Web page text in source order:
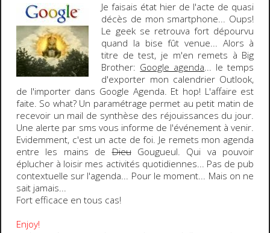
Je faisais état hier de l'acte de quasi
décès de mon smartphone... Oups!
Le geek se retrouva fort dépourvu
quand la bise fût venue... Alors à
titre de test, je m'en remets à Big
Brother: Google agenda... le temps
d'exporter mon calendrier Outlook,
de l'importer dans Google Agenda. Et hop! L'affaire est
faite. So what?Un paramétrage permet au petit matin de
recevoir un mail de synthèse des réjouissances du jour.
Une alerte par sms vous informe de l'événement à venir.
Evidemment, c'est un acte de foi. Je remets mon agenda
entre les mains deDieuGougueul. Qui va pouvoir
éplucher à loisir mes activités quotidiennes... Pas de pub
contextuelle sur l'agenda... Pour le moment... Mais on ne
sait jamais...
Fort efficace en tous cas!
Enjoy!